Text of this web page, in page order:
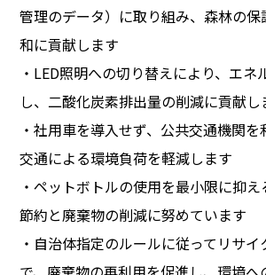
管理のデータ）に取り組み、森林の
和に貢献します
・LED照明への切り替えにより、エネ
し、二酸化炭素排出量の削減に貢献し
・社用車を導入せず、公共交通機関を
交通による環境負荷を軽減します
・ペットボトルの使用を最小限に抑
節約と廃棄物の削減に努めています
・自治体指定のルールに従ってリサイ